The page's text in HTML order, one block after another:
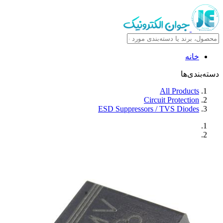
خانه
دسته‌بندی‌ها
All Products
Circuit Protection
ESD Suppressors / TVS Diodes